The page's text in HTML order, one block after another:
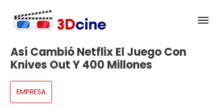
Así Cambió Netflix El Juego Con
Knives Out Y 400 Millones
EMPRESA